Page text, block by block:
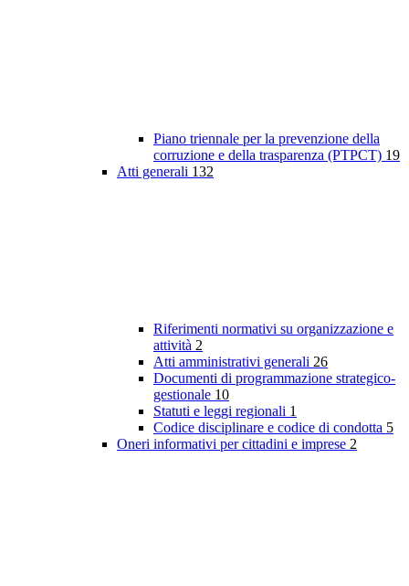
Piano triennale per la prevenzione della
corruzione e della trasparenza (PTPCT) 19
Atti generali 132
Riferimenti normativi su organizzazione e
attività 2
Atti amministrativi generali 26
Documenti di programmazione strategico-
gestionale 10
Statuti e leggi regionali 1
Codice disciplinare e codice di condotta 5
Oneri informativi per cittadini e imprese 2